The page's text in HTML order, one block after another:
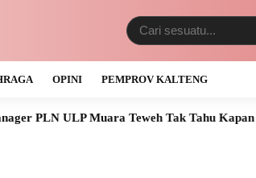
OPINI PEMPROV KALTENG
Teweh Tak Tahu Kapan Listrik Normal